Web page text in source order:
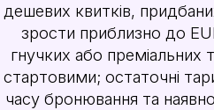
дешевих квитків,
зрости приблизно до
гнучких або преміальних
стартовими; остаточні
часу бронювання та